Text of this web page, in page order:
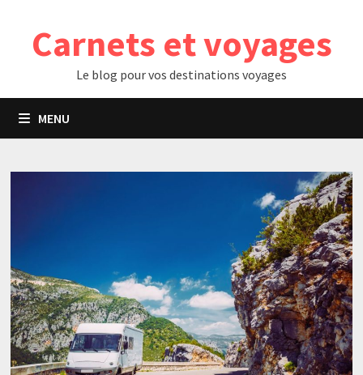
contenuCarnets et voyages
Le blog pour vos destinations voyages
MENU